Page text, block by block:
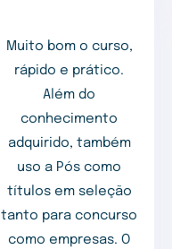
Muito bom o curso,
rápido e prático.
Além do
conhecimento
adquirido, também
uso a Pós como
títulos em seleção
tanto para concurso
como empresas. O